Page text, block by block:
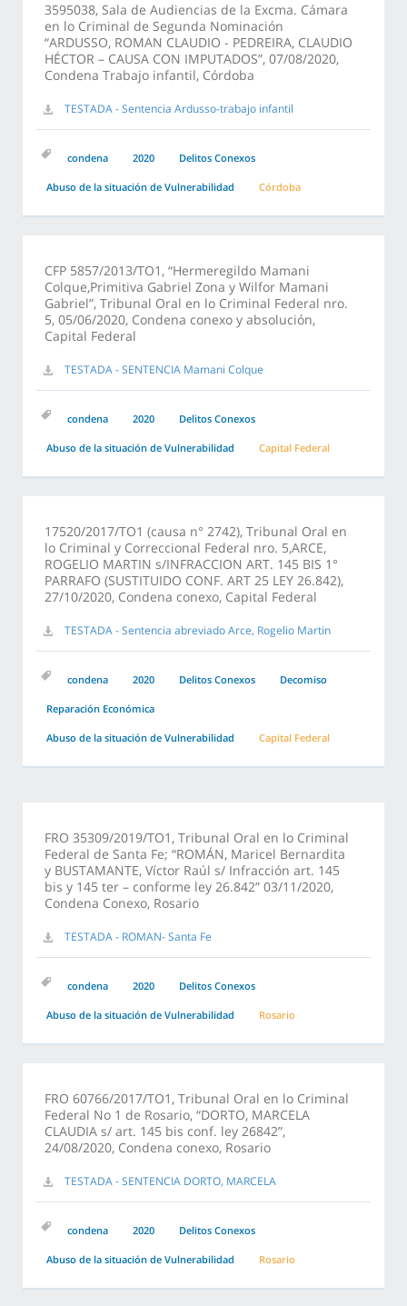
3595038, Sala de Audiencias de la Excma. Cámara
en lo Criminal de Segunda Nominación
“ARDUSSO, ROMAN CLAUDIO - PEDREIRA, CLAUDIO
HÉCTOR – CAUSA CON IMPUTADOS”, 07/08/2020,
Condena Trabajo infantil, Córdoba
TESTADA - Sentencia Ardusso-trabajo infantil
condena 2020 Delitos Conexos
Abuso de la situación de Vulnerabilidad Córdoba
CFP 5857/2013/TO1, “Hermeregildo Mamani
Colque,Primitiva Gabriel Zona y Wilfor Mamani
Gabriel”, Tribunal Oral en lo Criminal Federal nro.
5, 05/06/2020, Condena conexo y absolución,
Capital Federal
TESTADA - SENTENCIA Mamani Colque
condena 2020 Delitos Conexos
Abuso de la situación de Vulnerabilidad Capital Federal
17520/2017/TO1 (causa n° 2742), Tribunal Oral en
lo Criminal y Correccional Federal nro. 5,ARCE,
ROGELIO MARTIN s/INFRACCION ART. 145 BIS 1°
PARRAFO (SUSTITUIDO CONF. ART 25 LEY 26.842),
27/10/2020, Condena conexo, Capital Federal
TESTADA - Sentencia abreviado Arce, Rogelio Martin
condena 2020 Delitos Conexos Decomiso
Reparación Económica
Abuso de la situación de Vulnerabilidad Capital Federal
FRO 35309/2019/TO1, Tribunal Oral en lo Criminal
Federal de Santa Fe; “ROMÁN, Maricel Bernardita
y BUSTAMANTE, Víctor Raúl s/ Infracción art. 145
bis y 145 ter – conforme ley 26.842” 03/11/2020,
Condena Conexo, Rosario
TESTADA - ROMAN- Santa Fe
condena 2020 Delitos Conexos
Abuso de la situación de Vulnerabilidad Rosario
FRO 60766/2017/TO1, Tribunal Oral en lo Criminal
Federal No 1 de Rosario, “DORTO, MARCELA
CLAUDIA s/ art. 145 bis conf. ley 26842”,
24/08/2020, Condena conexo, Rosario
TESTADA - SENTENCIA DORTO, MARCELA
condena 2020 Delitos Conexos
Abuso de la situación de Vulnerabilidad Rosario